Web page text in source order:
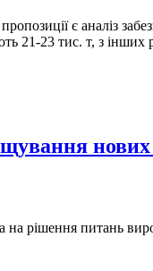
є аналіз
21-23 тис. т, з інших
нових
на рішення питань